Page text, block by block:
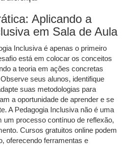
Aplicando a
em Sala de Aula
Inclusiva é apenas o primeiro
está em colocar os conceitos
a teoria em ações concretas
seus alunos, identifique
suas metodologias para
a oportunidade de aprender e se
A Pedagogia Inclusiva não é uma
um processo contínuo de reflexão,
Cursos gratuitos online podem
oferecendo ferramentas e